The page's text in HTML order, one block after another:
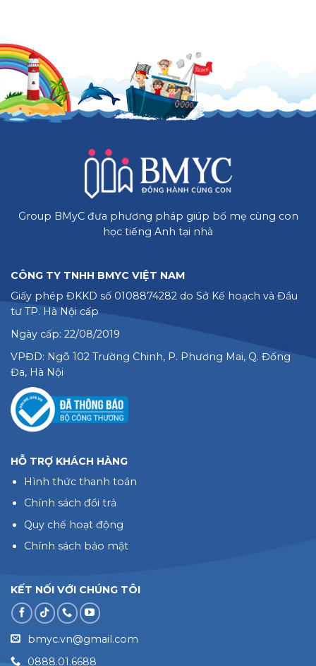
Group BMyC đưa phương pháp giúp bố mẹ cùng con
học tiếng Anh tại nhà
CÔNG TY TNHH BMYC VIỆT NAM
Giấy phép ĐKKD số 0108874282 do Sở Kế hoạch và Đầu
tư TP. Hà Nội cấp
Ngày cấp: 22/08/2019
VPĐD: Ngõ 102 Trường Chinh, P. Phương Mai, Q. Đống
Đa, Hà Nội
HỖ TRỢ KHÁCH HÀNG
Hình thức thanh toán
Chính sách đổi trả
Quy chế hoạt động
Chính sách bảo mật
KẾT NỐI VỚI CHÚNG TÔI
bmyc.vn@gmail.com
0888.01.6688